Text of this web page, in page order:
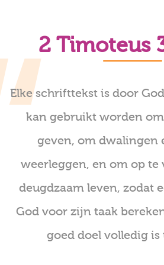
2 Timoteus
Elke schrifttekst is door
kan gebruikt worden
geven, om dwalingen
weerleggen, en om op te
deugdzaam leven, zodat
God voor zijn taak
goed doel volledig is